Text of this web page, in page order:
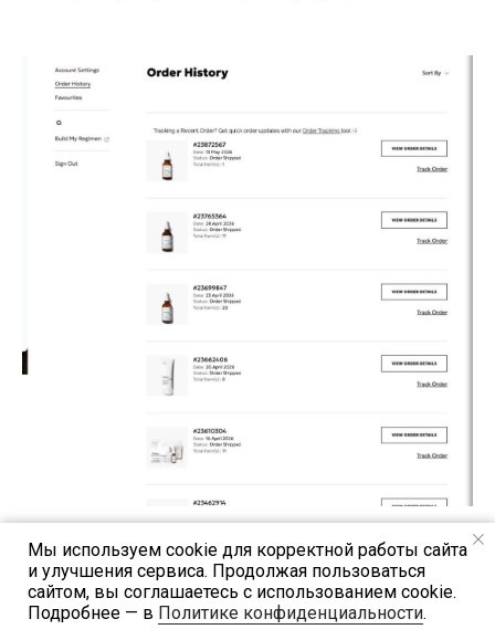
Мы используем cookie для корректной работы сайта
и улучшения сервиса. Продолжая пользоваться
сайтом, вы соглашаетесь с использованием cookie.
Подробнее — в Политике конфиденциальности.